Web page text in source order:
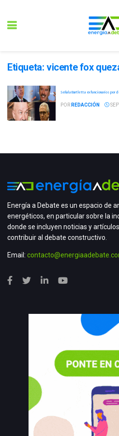
Etiqueta: vicente fox
Señala Bartlett a exfuncionarios por
POR REDACCIÓN
Energía a Debate es un espacio de
energéticos, en particular sobre la
donde se incluyen noticias y
contribuir al debate constructivo.
Email: